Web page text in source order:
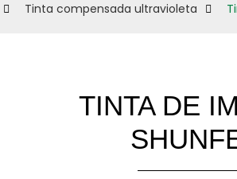
Tinta compensada ultravioleta
TINTA DE